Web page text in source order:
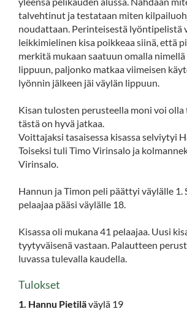
talvehtinut ja testataan miten
noudattaan. Perinteisestä lyöntipelistä
leikkimielinen kisa poikkeaa siinä, että
merkitä mukaan saatuun omalla
lippuun, paljonko matkaa viimeisen
lyönnin jälkeen jäi väylän lippuun.
Kisan tulosten perusteella moni voi olla
tästä on hyvä jatkaa.
Voittajaksi tasaisessa kisassa selviytyi
Toiseksi tuli Timo Virinsalo ja
Virinsalo.
Hannun ja Timon peli päättyi väylälle 1.
pelaajaa pääsi väylälle 18.
Kisassa oli mukana 41 pelaajaa. Uusi
tyytyväisenä vastaan. Palautteen
luvassa tulevalla kaudella.
Tulokset
1. Hannu Pietiläväylä 19